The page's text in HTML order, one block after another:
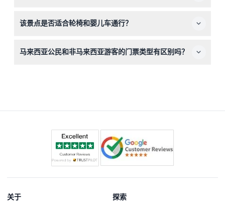
坊、传统建筑和现场表演展示马来西亚丰富多样的文化遗
该景点是否适合轮椅和婴儿车通行？
行；其他区域有楼梯和台阶，请提前做好规划。
马来西亚公民和非马来西亚游客的门票类型有区别吗？
关于 探索